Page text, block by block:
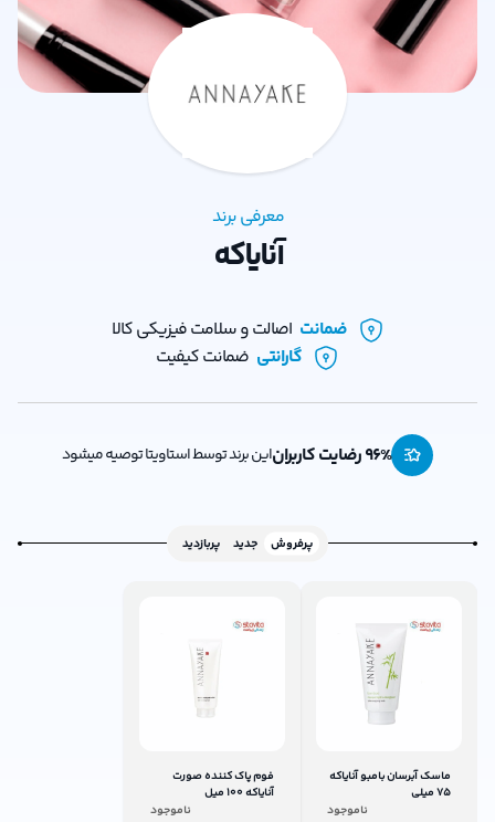
معرفی برند
آنایاکه
ضمانت اصالت و سلامت فیزیکی کالا
گارانتی ضمانت کیفیت
96% رضایت کاربران این برند توسط استاویتا توصیه میشود
پرفروش جدید پربازدید
ماسک آبرسان بامبو آنایاکه
75 میلی
ناموجود
فوم پاک کننده صورت
آنایاکه 100 میل
ناموجود